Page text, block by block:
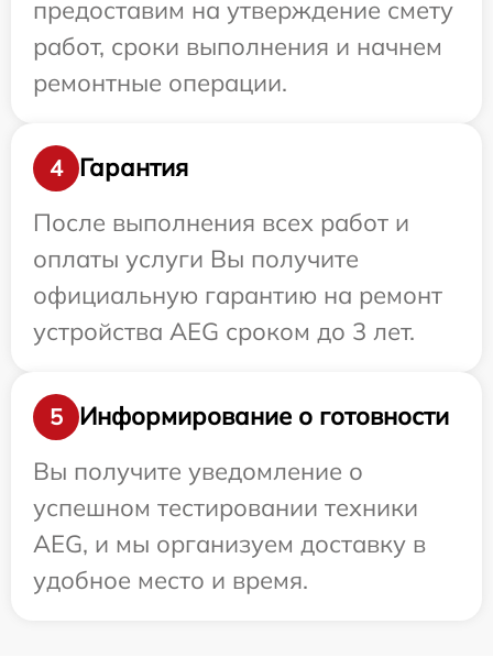
предоставим на утверждение смету
работ, сроки выполнения и начнем
ремонтные операции.
4
Гарантия
После выполнения всех работ и
оплаты услуги Вы получите
официальную гарантию на ремонт
устройства AEG сроком до 3 лет.
5
Информирование о готовности
Вы получите уведомление о
успешном тестировании техники
AEG, и мы организуем доставку в
удобное место и время.